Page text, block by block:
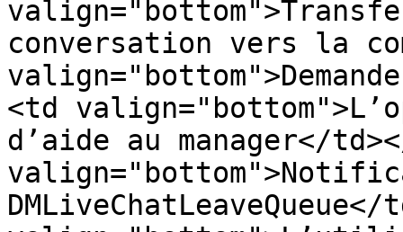
conversation vers la
<td
d’aide au manager</